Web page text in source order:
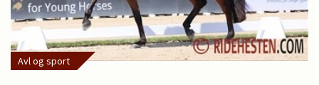
Avl og sport